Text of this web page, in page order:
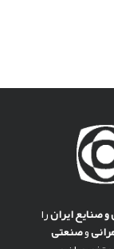
صنايع ايرانرا
وصنعتی